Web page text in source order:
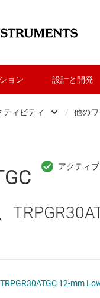
ョン 設計と開発
ティビティ
とマイクロ波
ターフェイス
/ 他の
TRPGR30ATGC 12-mm